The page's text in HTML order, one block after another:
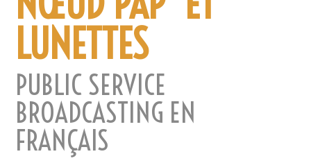
LUNETTES
PUBLIC SERVICE
BROADCASTING EN
FRANÇAIS